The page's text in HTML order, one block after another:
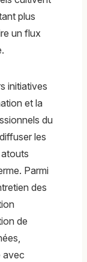
plus
un flux
initiatives
et la
du
les
Parmi
des
de
avec